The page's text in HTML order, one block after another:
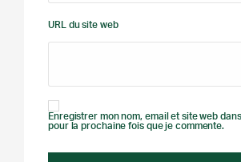
URL du site web
Enregistrer mon nom, email et site web
pour la prochaine fois que je commente.